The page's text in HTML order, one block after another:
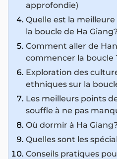
approfondie)
Quelle est la
la boucle de Ha Giang?
Comment aller de
commencer la boucle
Exploration des
ethniques sur la
Les meilleurs points
souffle à ne pas
Où dormir à Ha Giang?
Quelles sont les
Conseils pratiques